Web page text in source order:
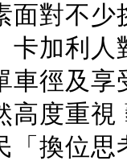
面對不
卡加利
車徑及
高度重
「換位